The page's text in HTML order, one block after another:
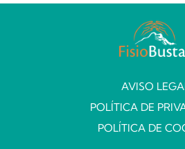
AVISO
POLÍTICA DE
POLÍTICA DE